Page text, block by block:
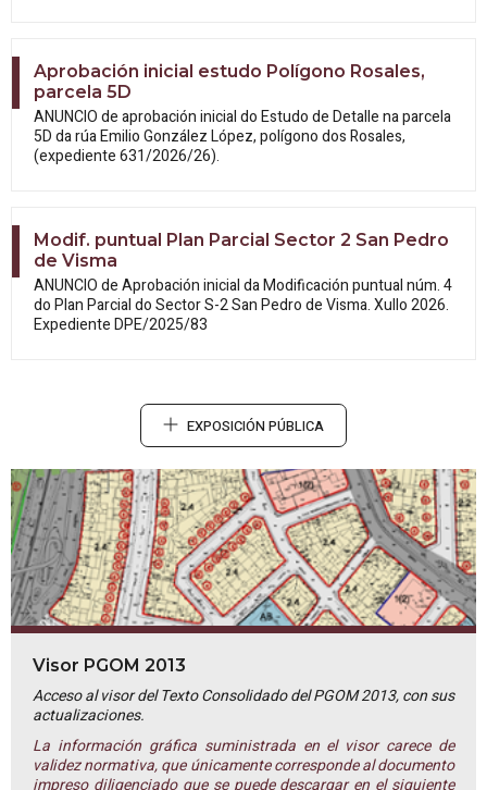
Aprobación inicial estudo Polígono Rosales,
parcela 5D
ANUNCIO de aprobación inicial do Estudode Detalle na parcela
5D da rúa Emilio González López, polígono dos Rosales,
(expediente 631/2026/26).
Modif. puntual Plan Parcial Sector 2 San Pedro
de Visma
ANUNCIO de Aprobación inicial daModificación puntual núm. 4
do Plan Parcial do Sector S-2 San Pedro de Visma. Xullo 2026.
Expediente DPE/2025/83
EXPOSICIÓN PÚBLICA
Visor PGOM 2013
Acceso al visor del Texto Consolidado del PGOM 2013, con sus
actualizaciones.
La información gráfica suministrada en el visor carece de
validez normativa, que únicamente corresponde al documento